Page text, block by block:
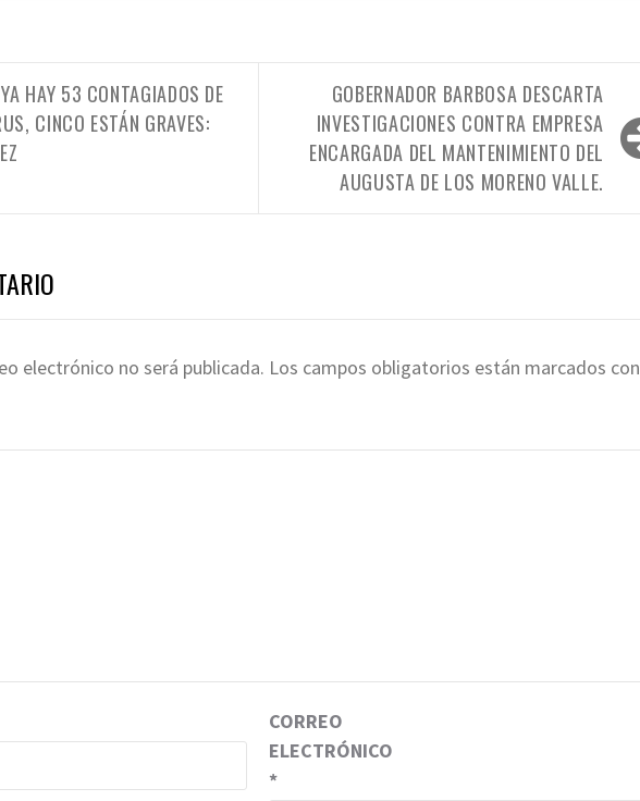
HAY 53 CONTAGIADOS DE
CINCO ESTÁN GRAVES:
GOBERNADOR BARBOSA DESCARTA
INVESTIGACIONES CONTRA EMPRESA
ENCARGADA DEL MANTENIMIENTO DEL
AUGUSTA DE LOS MORENO VALLE.
electrónico no será publicada. Los campos obligatorios están marcados con
CORREO
ELECTRÓNICO
*